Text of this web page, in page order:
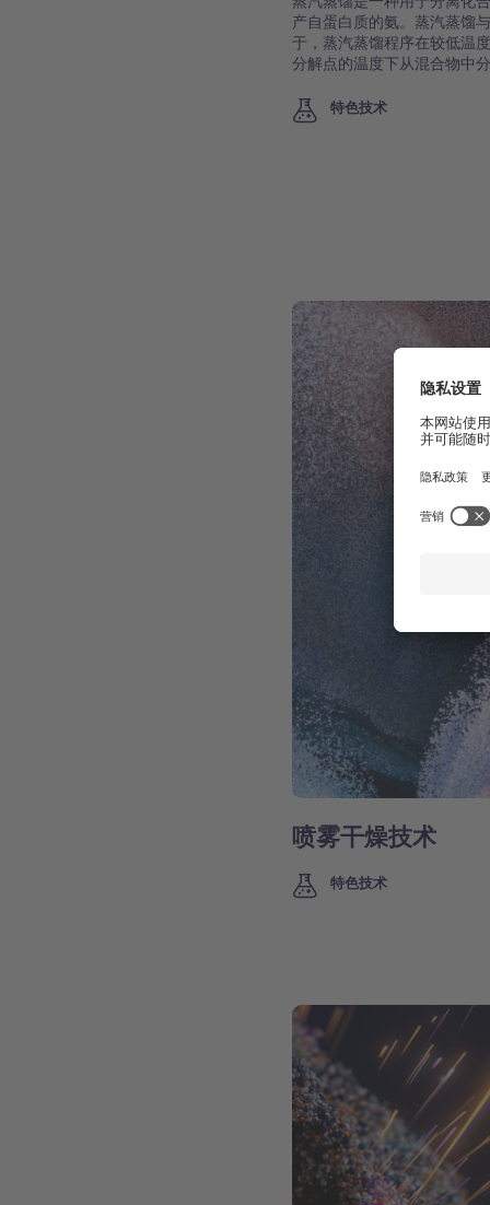
产自蛋白质的氨。蒸汽蒸馏
于，蒸汽蒸馏程序在较低温
分解点的温度下从混合物中
特色技术
喷雾干燥技术
特色技术